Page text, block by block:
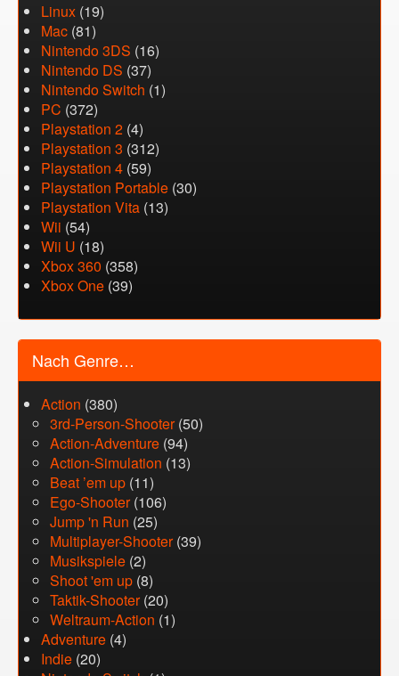
Linux (19)
Mac (81)
Nintendo 3DS (16)
Nintendo DS (37)
Nintendo Switch (1)
PC (372)
Playstation 2 (4)
Playstation 3 (312)
Playstation 4 (59)
Playstation Portable (30)
Playstation Vita (13)
Wii (54)
Wii U (18)
Xbox 360 (358)
Xbox One (39)
Nach Genre…
Action (380)
3rd-Person-Shooter(50)
Action-Adventure (94)
Action-Simulation (13)
Beat ’em up (11)
Ego-Shooter(106)
Jump 'n Run (25)
Multiplayer-Shooter(39)
Musikspiele (2)
Shoot 'em up (8)
Taktik-Shooter(20)
Weltraum-Action (1)
Adventure (4)
Indie (20)